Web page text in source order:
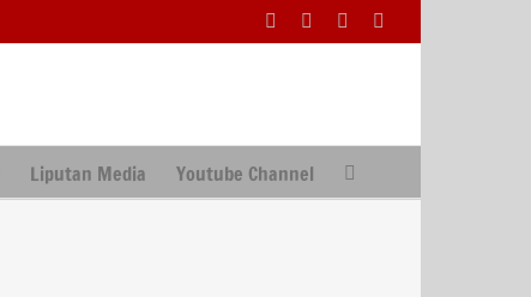
FacebookFacebook
Liputan Media Youtube Channel